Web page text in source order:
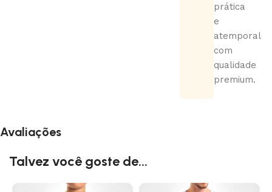
prática
e
atemporal
com
qualidade
premium.
Avaliações
Talvez você goste de...